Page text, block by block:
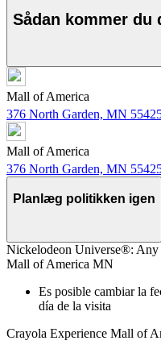
Sådan kommer du
Mall of America
376 North Garden, MN
Mall of America
376 North Garden, MN
Planlæg politikken igen
Nickelodeon Universe®:
Mall of America MN
Es posible cambiar la
día de la visita
Crayola Experience Mall of